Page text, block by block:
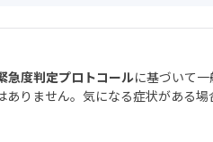
急度判定プロトコールに基づいて
りません。気になる症状がある場